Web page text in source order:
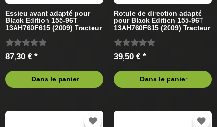
Essieu avant adapté pour
Black Edition 155-96T
13AH760F615 (2009) Tracteur
87,30 € *
Dans le panier
Rotule de direction adapté
pour Black Edition 155-96T
13AH760F615 (2009) Tracteur
39,50 € *
Dans le panier